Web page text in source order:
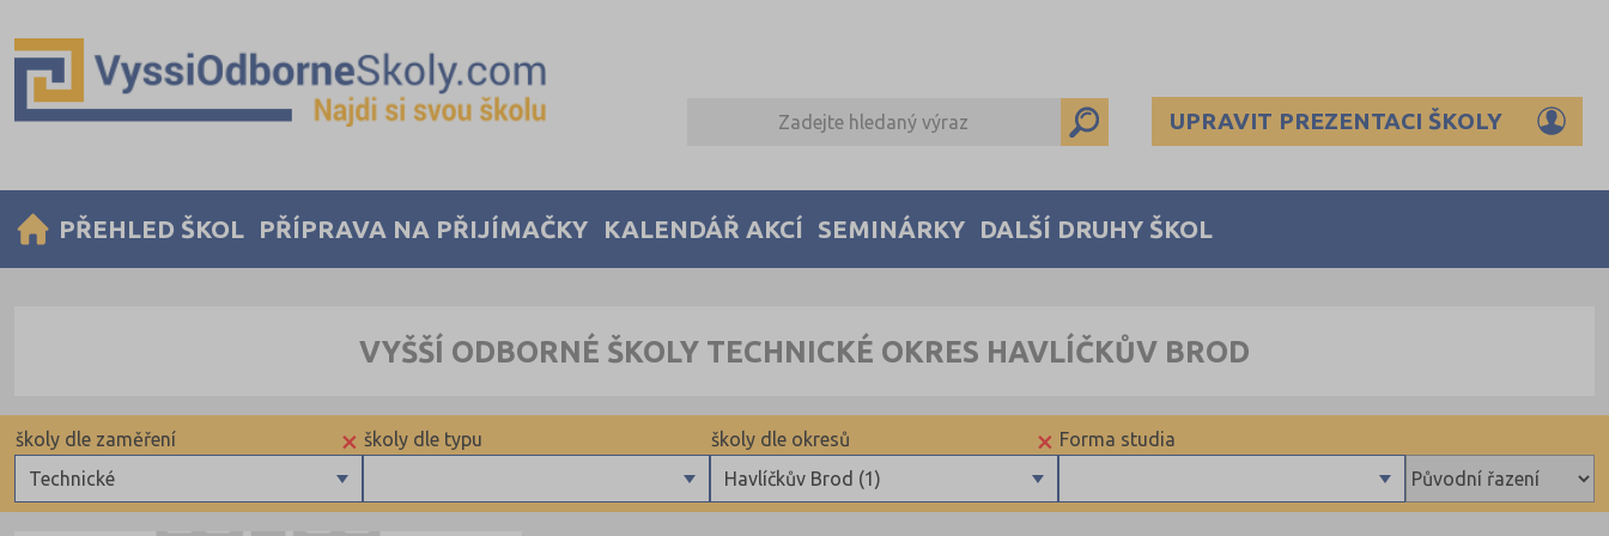
UPRAVIT PREZENTACI ŠKOLY
PŘEHLED ŠKOL PŘÍPRAVA NA PŘIJÍMAČKY KALENDÁŘ AKCÍ SEMINÁRKY DALŠÍ DRUHY ŠKOL
VYŠŠÍ ODBORNÉ ŠKOLY TECHNICKÉ OKRES HAVLÍČKŮV BROD
Forma studia
×
Havlíčkův Brod (1)
školy dle okresů
školy dle typu
×
Technické
školy dle zaměření